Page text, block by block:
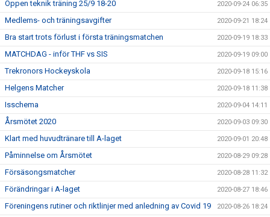
Öppen teknik träning 25/9 18-20 2020-09-24 06:35
Medlems- och träningsavgifter 2020-09-21 18:24
Bra start trots förlust i första träningsmatchen 2020-09-19 18:33
MATCHDAG - inför THF vs SIS 2020-09-19 09:00
Trekronors Hockeyskola 2020-09-18 15:16
Helgens Matcher 2020-09-18 11:38
Isschema 2020-09-04 14:11
Årsmötet 2020 2020-09-03 09:30
Klart med huvudtränare till A-laget 2020-09-01 20:48
Påminnelse om Årsmötet 2020-08-29 09:28
Försäsongsmatcher 2020-08-28 11:32
Förändringar i A-laget 2020-08-27 18:46
Föreningens rutiner och riktlinjer med anledning av Covid 19 2020-08-26 18:24